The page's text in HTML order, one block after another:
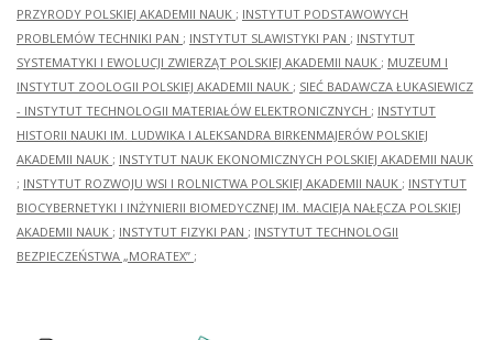
PRZYRODY POLSKIEJ AKADEMII NAUK ; INSTYTUT PODSTAWOWYCH
PROBLEMÓW TECHNIKI PAN ; INSTYTUT SLAWISTYKI PAN ; INSTYTUT
SYSTEMATYKI I EWOLUCJI ZWIERZĄT POLSKIEJ AKADEMII NAUK ; MUZEUM I
INSTYTUT ZOOLOGII POLSKIEJ AKADEMII NAUK ; SIEĆ BADAWCZA ŁUKASIEWICZ
- INSTYTUT TECHNOLOGII MATERIAŁÓW ELEKTRONICZNYCH ; INSTYTUT
HISTORII NAUKI IM. LUDWIKA I ALEKSANDRA BIRKENMAJERÓW POLSKIEJ
AKADEMII NAUK ; INSTYTUT NAUK EKONOMICZNYCH POLSKIEJ AKADEMII NAUK
; INSTYTUT ROZWOJU WSI I ROLNICTWA POLSKIEJ AKADEMII NAUK ; INSTYTUT
BIOCYBERNETYKI I INŻYNIERII BIOMEDYCZNEJ IM. MACIEJA NAŁĘCZA POLSKIEJ
AKADEMII NAUK ; INSTYTUT FIZYKI PAN ; INSTYTUT TECHNOLOGII
BEZPIECZEŃSTWA „MORATEX” ;